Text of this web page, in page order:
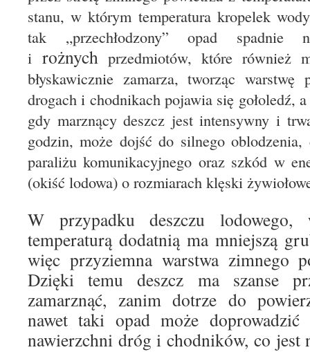
stanu, w którym temperatura kropelek
tak „przechłodzony” opad spadnie
i rożnychprzedmiotów, które również
błyskawicznie zamarza, tworząc warstwę
drogach i chodnikach pojawia się gołoledź,
gdy marznący deszcz jest intensywny i
godzin, może dojść do silnego
paraliżu komunikacyjnego oraz szkód w
(okiść lodowa) o rozmiarach klęski
W przypadku deszczu lodowego,
temperaturą dodatnią ma mniejszą
więc przyziemna warstwa zimnego
Dzięki temu deszcz ma szanse
zamarznąć, zanim dotrze do
nawet taki opad może
nawierzchni dróg i chodników, co jest